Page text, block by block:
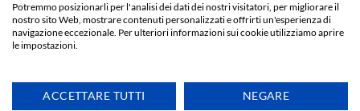
Sviluppato daWe Blink Design
Delivery
Copyright 2026 © IlMaestralePesca.it
Potremmo posizionarli per l'analisi dei dati dei nostri visitatori, per migliorare il
nostro sito Web, mostrare contenuti personalizzati e offrirti un'esperienza di
navigazione eccezionale. Per ulteriori informazioni sui cookie utilizziamo aprire
le impostazioni.
ACCETTARE TUTTI NEGARE